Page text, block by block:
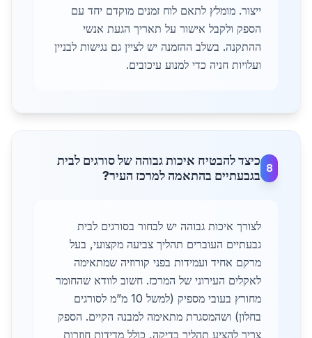
ייצור. מומלץ לתאם לוח זמנים מוקדם יחד עם
הספק ולקבל אישור על תאריך הגעת אנשי
ההתקנה. בשלב ההזמנה יש לציין גם נגישות לבניין
ועלויות חניה כדי למנוע עיכובים.
8
כיצד להבטיח איכות גבוהה של סורגים לבית
בגבעתיים בהתאמה למרכז העיר?
לצורך איכות גבוהה יש לבחור בסורגים לבית
גבעתיים העוברים תהליך צביעה מקצועי, בעל
מרקם אחיד ועמידות בפני קורוזיה שמתאימה
לאקלים העירוני של המרכז. חשוב לוודא שהחומר
מחורץ בעובי מספיק (למשל 10 מ”מ לסורגים
בחלון) ושהמסגרת מתאימה למבנה הקיים. הספק
צריך להציע תהליך בדיקה, כולל מדידות חוזרות